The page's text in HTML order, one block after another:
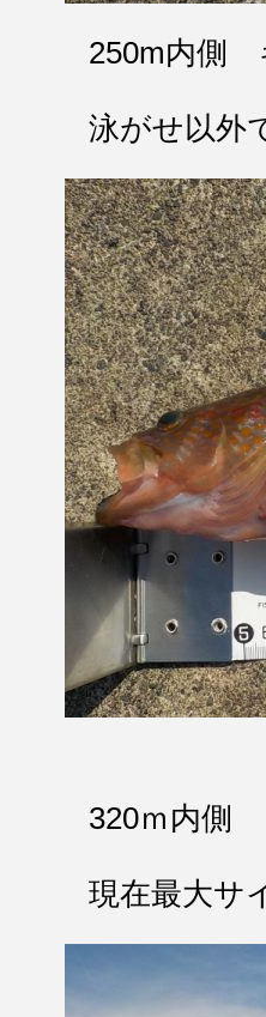
250m内側
泳がせ以外
320ｍ内側
現在最大サ